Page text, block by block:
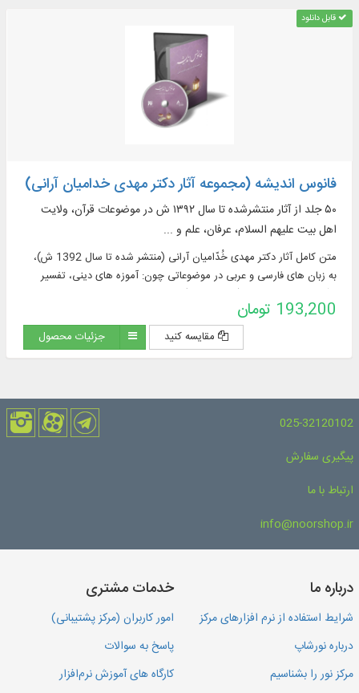
قابل دانلود
فانوس اندیشه (مجموعه آثار دکتر مهدی خدامیان آرانی)
۵۰ جلد از آثار منتشر‌شده تا سال ۱۳۹۲ ش در موضوعات قرآن، ولایت
اهل بیت علیهم السلام، عرفان، علم و ...
متن كامل آثار دكتر مهدی خُدّامیان آرانی (منتشر شده تا سال 1392 ش)،
به زبان های فارسی و عربی در موضوعاتی چون: آموزه های دینی، تفسیر
193,200 تومان
مقایسه کنید جزئیات محصول
025-32120102
پیگیری سفارش
ارتباط با ما
info@noorshop.ir
درباره ما
شرایط استفاده از نرم افزارهای مرکز
درباره نورشاپ
مرکز نور را بشناسیم
خدمات مشتری
امور کاربران (مرکز پشتیبانی)
پاسخ به سوالات
کارگاه های آموزش نرم‌افزار